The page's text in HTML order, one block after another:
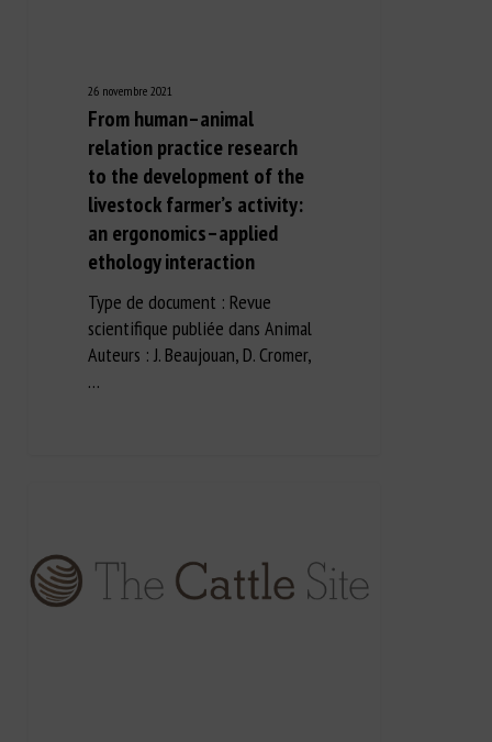
26 novembre 2021
From human–animal
relation practice research
to the development of the
livestock farmer’s activity:
an ergonomics–applied
ethology interaction
Type de document : Revue
scientifique publiée dans Animal
Auteurs : J. Beaujouan, D. Cromer,
…